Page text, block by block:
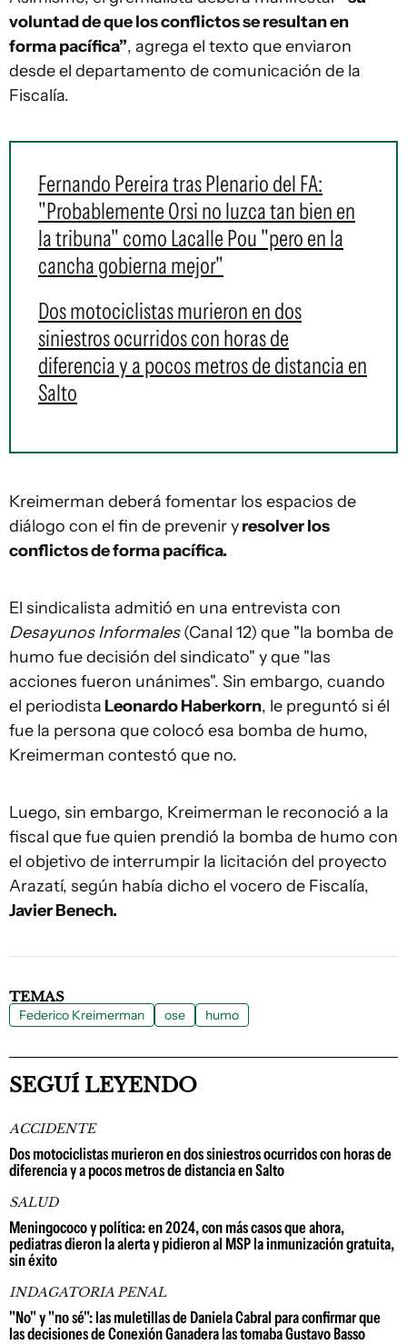
voluntad de que los conflictos se resultan en
forma pacífica”, agrega el texto que enviaron
desde el departamento de comunicación de la
Fiscalía.
Fernando Pereira tras Plenario del FA:
"Probablemente Orsi no luzca tan bien en
la tribuna" como Lacalle Pou "pero en la
cancha gobierna mejor"
Dos motociclistas murieron en dos
siniestros ocurridos con horas de
diferencia y a pocos metros de distancia en
Salto
Kreimerman deberá fomentar los espacios de
diálogo con el fin de prevenir yresolver los
conflictos de forma pacífica.
El sindicalista admitió en una entrevista con
Desayunos Informales(Canal 12) que "la bomba de
humo fue decisión del sindicato" y que "las
acciones fueron unánimes". Sin embargo, cuando
el periodista Leonardo Haberkorn, le preguntó si él
fue la persona que colocó esa bomba de humo,
Kreimerman contestó que no.
Luego, sin embargo, Kreimerman le reconoció a la
fiscal que fue quien prendió la bomba de humo con
el objetivo de interrumpir la licitación del proyecto
Arazatí, según había dicho el vocero de Fiscalía,
Javier Benech.
TEMAS
Federico Kreimerman ose humo
SEGUÍ LEYENDO
ACCIDENTE
Dos motociclistas murieron en dos siniestros ocurridos con horas de
diferencia y a pocos metros de distancia en Salto
SALUD
Meningococo y política: en 2024, con más casos que ahora,
pediatras dieron la alerta y pidieron al MSP la inmunización gratuita,
sin éxito
INDAGATORIA PENAL
"No" y "no sé": las muletillas de Daniela Cabral para confirmar que
las decisiones de Conexión Ganadera las tomaba Gustavo Basso